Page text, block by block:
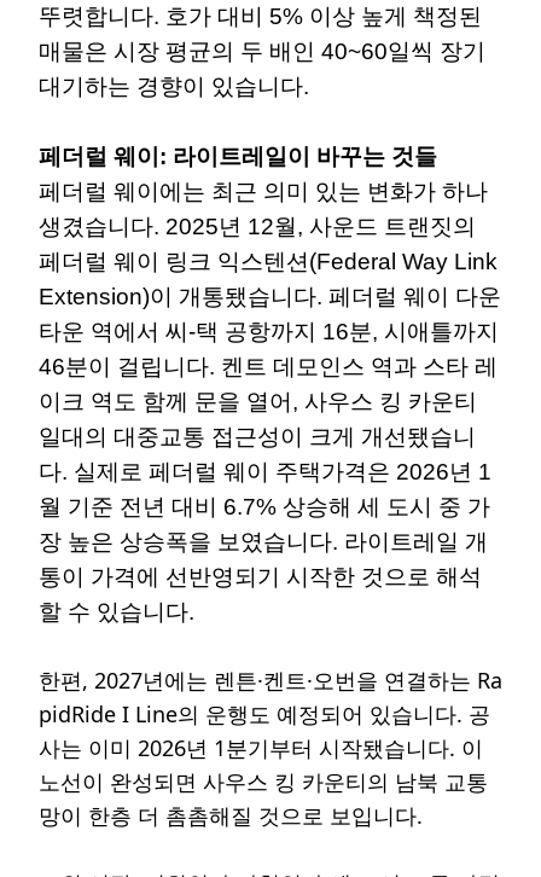
뚜렷합니다. 호가 대비 5% 이상 높게 책정된
매물은 시장 평균의 두 배인 40~60일씩 장기
대기하는 경향이 있습니다.
페더럴 웨이: 라이트레일이 바꾸는 것들
페더럴 웨이에는 최근 의미 있는 변화가 하나
생겼습니다. 2025년 12월, 사운드 트랜짓의
페더럴 웨이 링크 익스텐션(Federal Way Link
Extension)이 개통됐습니다. 페더럴 웨이 다운
타운 역에서 씨-택 공항까지 16분, 시애틀까지
46분이 걸립니다. 켄트 데모인스 역과 스타 레
이크 역도 함께 문을 열어, 사우스 킹 카운티
일대의 대중교통 접근성이 크게 개선됐습니
다. 실제로 페더럴 웨이 주택가격은 2026년 1
월 기준 전년 대비 6.7% 상승해 세 도시 중 가
장 높은 상승폭을 보였습니다. 라이트레일 개
통이 가격에 선반영되기 시작한 것으로 해석
할 수 있습니다.
한편, 2027년에는 렌튼·켄트·오번을 연결하는 Ra
pidRide I Line의 운행도 예정되어 있습니다. 공
사는 이미 2026년 1분기부터 시작됐습니다. 이
노선이 완성되면 사우스 킹 카운티의 남북 교통
망이 한층 더 촘촘해질 것으로 보입니다.